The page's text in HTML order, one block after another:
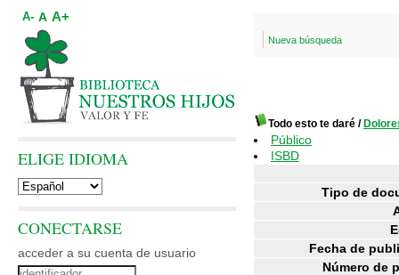
Nueva búsqueda
Todo esto te daré /
Público
ISBD
Tipo de
Fecha de
Número de
A- A A+
ELIGE IDIOMA
CONECTARSE
acceder a su cuenta de usuario